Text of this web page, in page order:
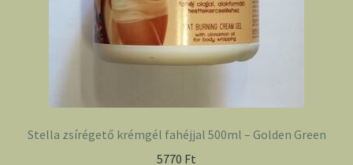
Stella zsírégető krémgél fahéjjal 500ml – Golden Green
5770 Ft